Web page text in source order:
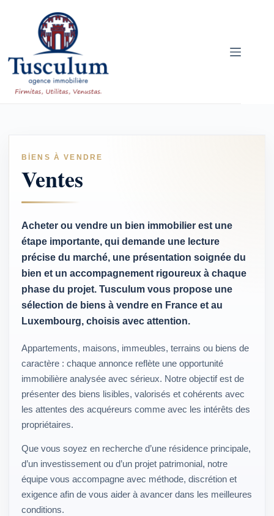
BIENS À VENDRE
Ventes
Acheter ou vendre un bien immobilier est une
étape importante, qui demande une lecture
précise du marché, une présentation soignée du
bien et un accompagnement rigoureux à chaque
phase du projet. Tusculum vous propose une
sélection de biens à vendre en France et au
Luxembourg, choisis avec attention.
Appartements, maisons, immeubles, terrains ou biens de
caractère : chaque annonce reflète une opportunité
immobilière analysée avec sérieux. Notre objectif est de
présenter des biens lisibles, valorisés et cohérents avec
les attentes des acquéreurs comme avec les intérêts des
propriétaires.
Que vous soyez en recherche d’une résidence principale,
d’un investissement ou d’un projet patrimonial, notre
équipe vous accompagne avec méthode, discrétion et
exigence afin de vous aider à avancer dans les meilleures
conditions.